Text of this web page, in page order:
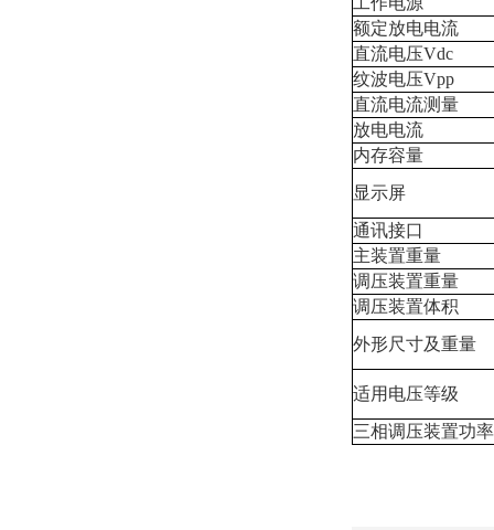
额定放电电流
直流电压Vdc
纹波电压Vpp
直流电流测量
放电电流
内存容量
显示屏
通讯接口
主装置重量
调压装置重量
调压装置体积
外形尺寸及重量
适用电压等级
三相调压装置功率